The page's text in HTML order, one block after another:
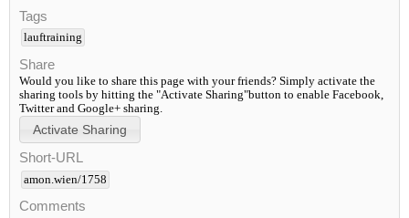
Tags
lauftraining
Share
Would you like to share this page with your friends? Simply activate the
sharing tools by hitting the "Activate Sharing"button to enable Facebook,
Twitter and Google+ sharing.
Short-URL
amon.wien/1758
Comments